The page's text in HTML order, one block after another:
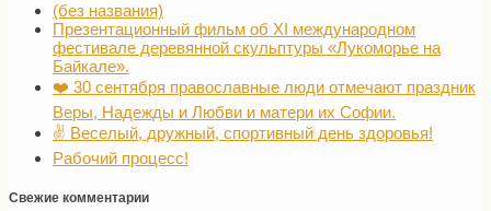
(без названия)
Презентационный фильм об XI международном
фестивале деревянной скульптуры «Лукоморье на
Байкале».
❤️ 30 сентября православные люди отмечают праздник
Веры, Надежды и Любви и матери их Софии.
✌️ Веселый, дружный, спортивный день здоровья!
Рабочий процесс!
Свежие комментарии